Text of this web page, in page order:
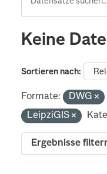
Keine
Sortieren nach
Formate: DWG
LeipziGIS
Ergebnisse